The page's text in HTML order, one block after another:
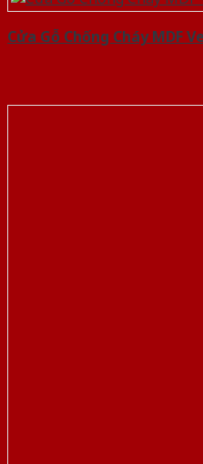
Cửa Gỗ Chống Cháy MDF